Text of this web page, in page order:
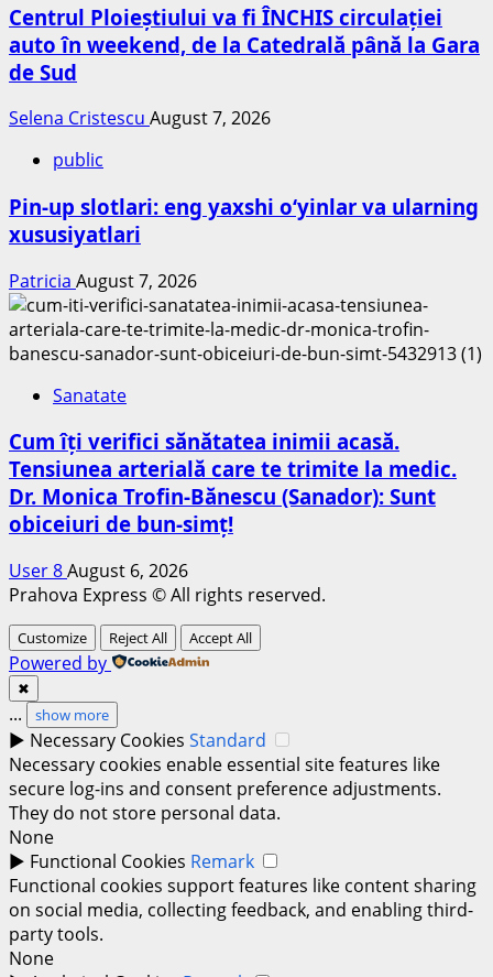
Centrul Ploieștiului va fi ÎNCHIS circulației
auto în weekend, de la Catedrală până la Gara
de Sud
Selena Cristescu August 7, 2026
public
Pin-up slotlari: eng yaxshi o‘yinlar va ularning
xususiyatlari
Patricia August 7, 2026
Sanatate
Cum îți verifici sănătatea inimii acasă.
Tensiunea arterială care te trimite la medic.
Dr. Monica Trofin-Bănescu (Sanador): Sunt
obiceiuri de bun-simț!
User 8August 6, 2026
Prahova Express © All rights reserved.
Customize Reject All Accept All
Powered by
✖
... show more
► Necessary Cookies Standard
Necessary cookies enable essential site features like
secure log-ins and consent preference adjustments.
They do not store personal data.
None
► Functional Cookies Remark
Functional cookies support features like content sharing
on social media, collecting feedback, and enabling third-
party tools.
None